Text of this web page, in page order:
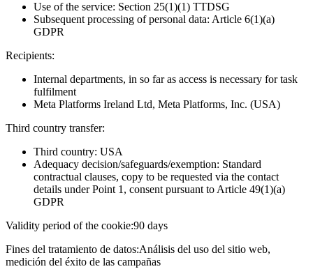
Use of the service: Section 25(1)(1) TTDSG
Subsequent processing of personal data: Article 6(1)(a)
GDPR
Recipients:
Internal departments, in so far as access is necessary for task
fulfilment
Meta Platforms Ireland Ltd, Meta Platforms, Inc. (USA)
Third country transfer:
Third country: USA
Adequacy decision/safeguards/exemption: Standard
contractual clauses, copy to be requested via the contact
details under Point 1, consent pursuant to Article 49(1)(a)
GDPR
Validity period of the cookie:90 days
Fines del tratamiento de datos:Análisis del uso del sitio web,
medición del éxito de las campañas